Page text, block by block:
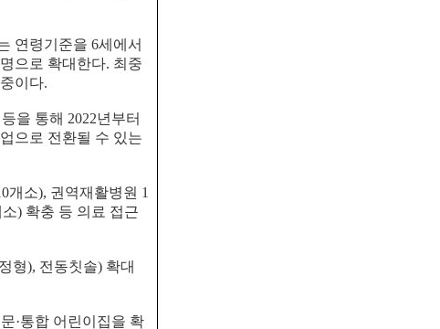
연령기준을 6세에서
명으로 확대한다. 최중
이다.
을 통해 2022년부터
으로 전환될 수 있는
개소), 권역재활병원 1
) 확충 등 의료 접근
형), 전동칫솔) 확대
·통합 어린이집을 확